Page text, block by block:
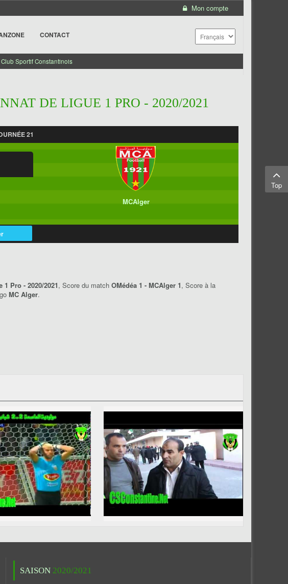
Mon compte
CONTACT
Sportif Constantinois
DE LIGUE 1 PRO - 2020/2021
21
MCAlger
Pro - 2020/2021, Score du match OMédéa 1 - MCAlger 1, Score à la
MC Alger.
SAISON 2020/2021
Top